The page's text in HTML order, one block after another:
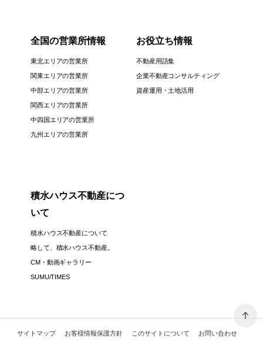
全国の営業所情報
東北エリアの営業所
関東エリアの営業所
中部エリアの営業所
関西エリアの営業所
中四国エリアの営業所
九州エリアの営業所
お役立ち情報
不動産用語集
企業不動産コンサルティング
資産運用・土地活用
積水ハウス不動産につ
いて
積水ハウス不動産について
略して、積水ハウス不動産。
CM・動画ギャラリー
SUMU/TIMES
サイトマップ お客様情報保護方針 このサイトについて お問い合わせ